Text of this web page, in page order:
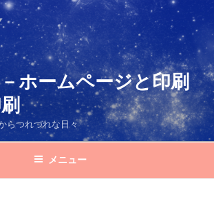
ホームページと印刷
らつれづれな日々
メニュー